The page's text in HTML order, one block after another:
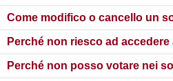
Come modifico o cancello un
Perché non riesco ad
Perché non posso votare nei